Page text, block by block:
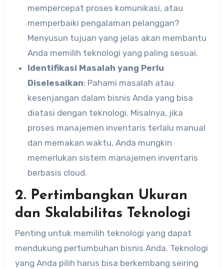
mempercepat proses komunikasi, atau
memperbaiki pengalaman pelanggan?
Menyusun tujuan yang jelas akan membantu
Anda memilih teknologi yang paling sesuai.
Identifikasi Masalah yang Perlu
Diselesaikan: Pahami masalah atau
kesenjangan dalam bisnis Anda yang bisa
diatasi dengan teknologi. Misalnya, jika
proses manajemen inventaris terlalu manual
dan memakan waktu, Anda mungkin
memerlukan sistem manajemen inventaris
berbasis cloud.
2. Pertimbangkan Ukuran
dan Skalabilitas Teknologi
Penting untuk memilih teknologi yang dapat
mendukung pertumbuhan bisnis Anda. Teknologi
yang Anda pilih harus bisa berkembang seiring